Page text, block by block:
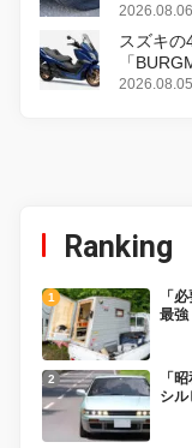
2026.08.06
スズキ
「
変更し、
2026.08.05
Ranking
「
最強
「
シ